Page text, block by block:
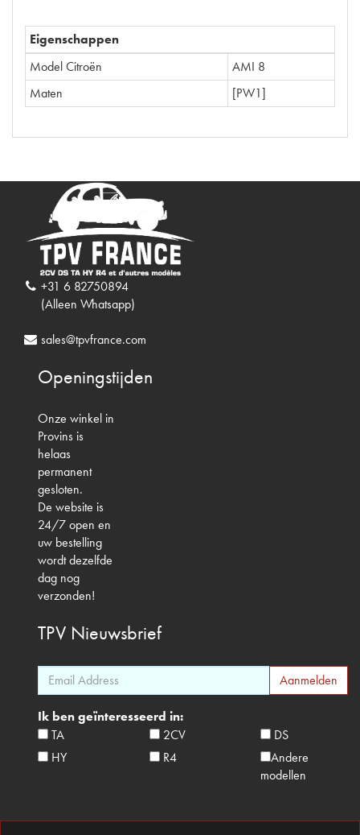
Eigenschappen
Model Citroën
AMI 8
Maten
[PW1]
+31 6 82750894
(Alleen Whatsapp)
sales@tpvfrance.com
Openingstijden
Onze winkel in
Provins is
helaas
permanent
gesloten.
De website is
24/7 open en
uw bestelling
wordt dezelfde
dag nog
verzonden!
TPV Nieuwsbrief
Ik ben geïnteresseerd in:
TA
2CV
DS
HY
R4
Andere
modellen